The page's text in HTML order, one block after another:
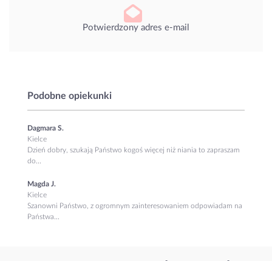
Potwierdzony adres e-mail
Podobne opiekunki
Dagmara S.
Kielce
Dzień dobry, szukają Państwo kogoś więcej niż niania to zapraszam
do...
Magda J.
Kielce
Szanowni Państwo, z ogromnym zainteresowaniem odpowiadam na
Państwa...